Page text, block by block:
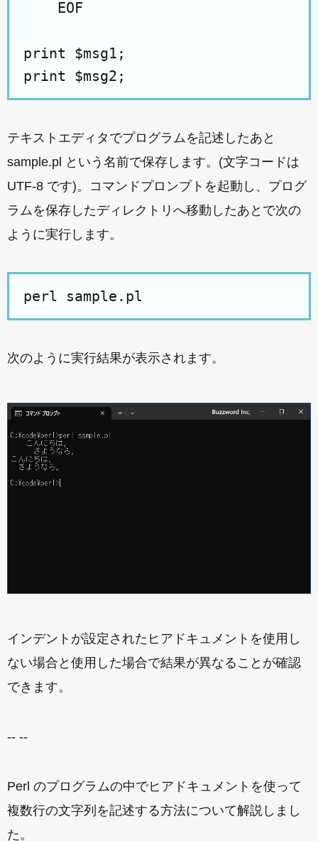
    EOF
print $msg1;
テキストエディタでプログラムを記述したあと
sample.pl という名前で保存します。(文字コードは
UTF-8 です)。コマンドプロンプトを起動し、プログ
ラムを保存したディレクトリへ移動したあとで次の
ように実行します。
次のように実行結果が表示されます。
インデントが設定されたヒアドキュメントを使用し
ない場合と使用した場合で結果が異なることが確認
できます。
-- --
Perl のプログラムの中でヒアドキュメントを使って
複数行の文字列を記述する方法について解説しまし
た。